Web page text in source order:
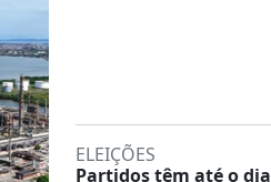
ELEIÇÕES
Partidos têm até o dia